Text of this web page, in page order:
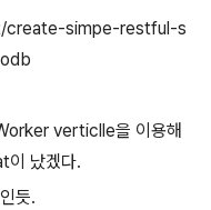
create-simpe-restful-s
verticlle을 이용해
이 났겠다.
듯.